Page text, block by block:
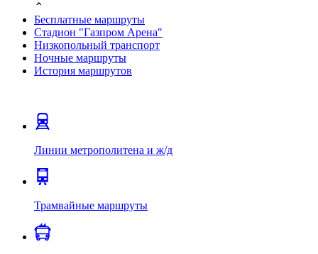
⌃
Бесплатные маршруты
Стадион "Газпром Арена"
Низкопольный транспорт
Ночные маршруты
История маршрутов
Линии метрополитена и ж/д
Трамвайные маршруты